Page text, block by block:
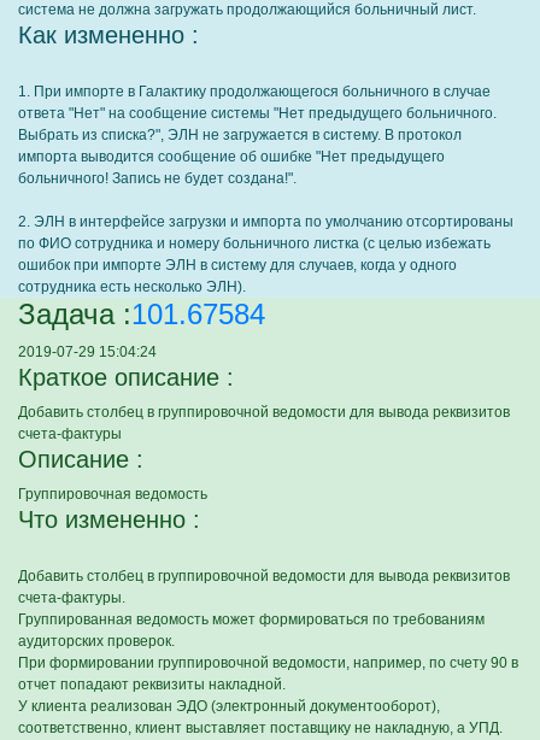
система не должна загружать продолжающийся больничный лист.
Как измененно :
1. При импорте в Галактику продолжающегося больничного в случае
ответа "Нет" на сообщение системы "Нет предыдущего больничного.
Выбрать из списка?", ЭЛН не загружается в систему. В протокол
импорта выводится сообщение об ошибке "Нет предыдущего
больничного! Запись не будет создана!".
2. ЭЛН в интерфейсе загрузки и импорта по умолчанию отсортированы
по ФИО сотрудника и номеру больничного листка (с целью избежать
ошибок при импорте ЭЛН в систему для случаев, когда у одного
сотрудника есть несколько ЭЛН).
Задача :101.67584
2019-07-29 15:04:24
Краткое описание :
Добавить столбец в группировочной ведомости для вывода реквизитов
счета-фактуры
Описание :
Группировочная ведомость
Что измененно :
Добавить столбец в группировочной ведомости для вывода реквизитов
счета-фактуры.
Группированная ведомость может формироваться по требованиям
аудиторских проверок.
При формировании группировочной ведомости, например, по счету 90 в
отчет попадают реквизиты накладной.
У клиента реализован ЭДО (электронный документооборот),
соответственно, клиент выставляет поставщику не накладную, а УПД.